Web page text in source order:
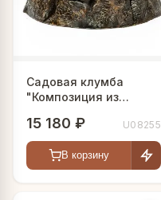
Садовая клумба
"Композиция из
15 180 ₽ U08255
В корзину